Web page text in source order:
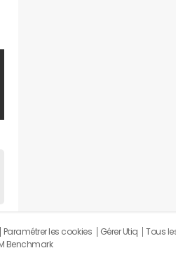
Paramétrer les cookies Gérer Utiq Tous
Benchmark